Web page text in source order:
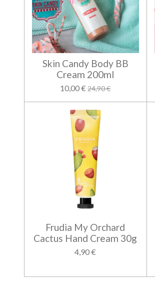
Skin Candy Body BB
Cream 200ml
10,00 € 24,90 €
Frudia My Orchard
Cactus Hand Cream 30g
4,90 €